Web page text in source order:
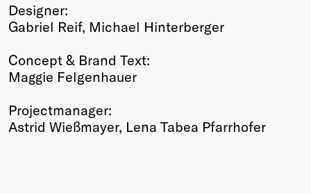
Designer:
Gabriel Reif, Michael Hinterberger
Concept & Brand Text:
Maggie Felgenhauer
Projectmanager:
Astrid Wießmayer, Lena Tabea Pfarrhofer